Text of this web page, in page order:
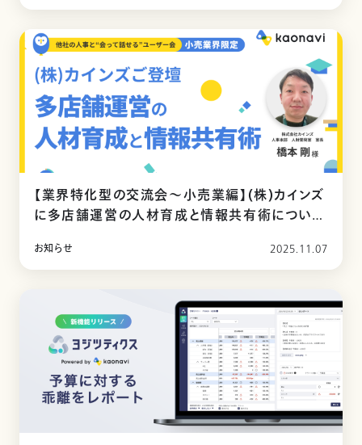
【業界特化型の交流会～小売業編】(株)カインズ
に多店舗運営の人材育成と情報共有術について
お知らせ 2025.11.07